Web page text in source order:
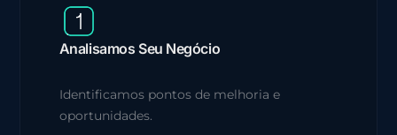
Analisamos Seu Negócio
Identificamos pontos de melhoria e
oportunidades.